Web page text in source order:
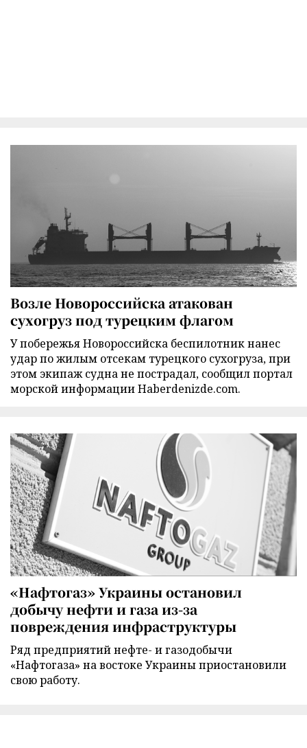
Возле Новороссийска атакован
сухогруз под турецким флагом
У побережья Новороссийска беспилотник нанес
удар по жилым отсекам турецкого сухогруза, при
этом экипаж судна не пострадал, сообщил портал
морской информации Haberdenizde.com.
«Нафтогаз» Украины остановил
добычу нефти и газа из-за
повреждения инфраструктуры
Ряд предприятий нефте- и газодобычи
«Нафтогаза» на востоке Украины приостановили
свою работу.